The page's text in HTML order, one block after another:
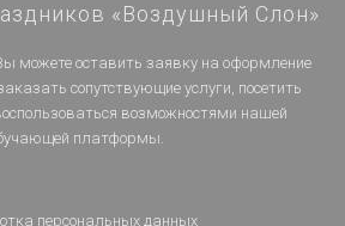
«Воздушный Слон»
можете оставить заявку на оформление
сопутствующие услуги, посетить
возможностями нашей
платформы.
персональных данных